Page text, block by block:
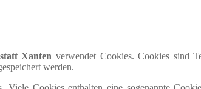
Xanten verwendet Cookies. Cookies sind
werden.